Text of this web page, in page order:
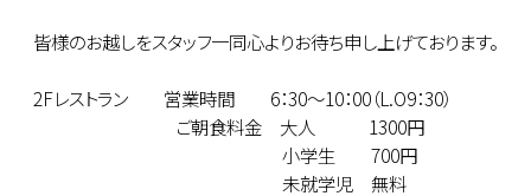
皆様のお越しをスタッフ一同心よりお待ち申し上げております。
2Fレストラン 営業時間 6：30～10：00（L.O9：30）
ご朝食料金 大人 1300円
小学生 700円
未就学児 無料